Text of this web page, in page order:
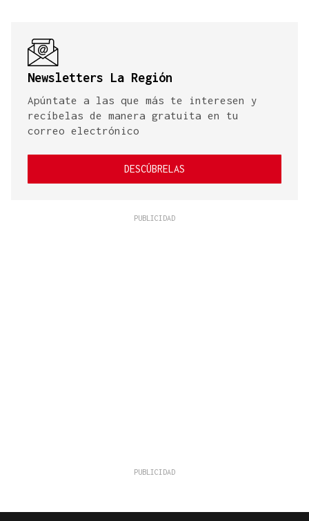
Newsletters La Región
Apúntate a las que más te interesen y
recíbelas de manera gratuita en tu
correo electrónico
DESCÚBRELAS